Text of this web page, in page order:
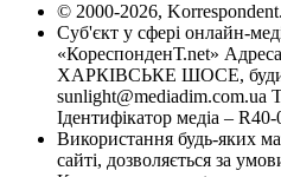
© 2000-2026,
Суб'єкт у сфері онлайн-
«КореспонденТ.net»
ХАРКІВСЬКЕ ШОСЕ,
sunlight@mediadim.com.ua
Ідентифікатор медіа –
Використання будь-яких
сайті, дозволяється за